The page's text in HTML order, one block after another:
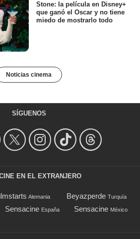
Stone: la película en Disney+
que ganó el Oscar y no tiene
miedo de mostrarlo todo
Noticias cinema
SÍGUENOS
EN EL EXTRANJERO
Alemania Beyazperde Turquía
Sensacine España Sensacine México